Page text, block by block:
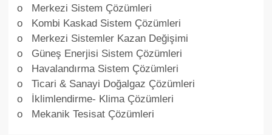
o Merkezi Sistem Çözümleri
o Kombi Kaskad Sistem Çözümleri
o Merkezi Sistemler Kazan Değişimi
o Güneş Enerjisi Sistem Çözümleri
o Havalandırma Sistem Çözümleri
o Ticari & Sanayi Doğalgaz Çözümleri
o İklimlendirme- Klima Çözümleri
o Mekanik Tesisat Çözümleri